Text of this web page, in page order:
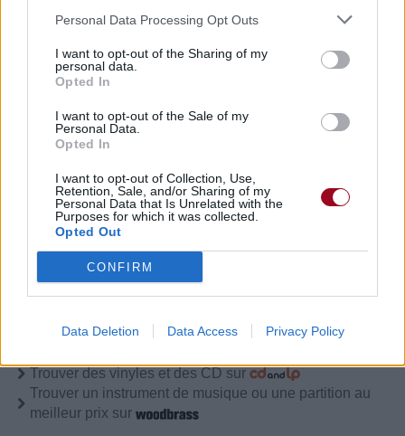
Personal Data Processing Opt Outs
I want to opt-out of the Sharing of my
personal data.
Opted In
I want to opt-out of the Sale of my
Personal Data.
Opted In
I want to opt-out of Collection, Use,
Retention, Sale, and/or Sharing of my
Personal Data that Is Unrelated with the
Purposes for which it was collected.
Opted Out
CONFIRM
Data Deletion Data Access Privacy Policy
Chanteurs : Turilli/Lione Rhapsody
Albums :
Prometheus - Symphonia Ignis
Divinus
Paroles + Traduction
Pour prolonger le plaisir musical :
Vous aimez chanter, apprenez la guitare chez
Télécharger légalement les MP3 ou trouver le CD sur
Trouver des vinyles et des CD sur
Trouver un instrument de musique ou une partition au
meilleur prix sur